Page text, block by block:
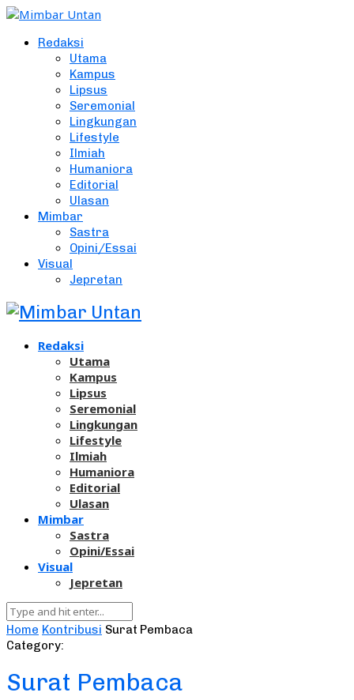
Redaksi
Utama
Kampus
Lipsus
Seremonial
Lingkungan
Lifestyle
Ilmiah
Humaniora
Editorial
Ulasan
Mimbar
Sastra
Opini/Essai
Visual
Jepretan
Redaksi
Utama
Kampus
Lipsus
Seremonial
Lingkungan
Lifestyle
Ilmiah
Humaniora
Editorial
Ulasan
Mimbar
Sastra
Opini/Essai
Visual
Jepretan
Home Kontribusi Surat Pembaca
Category:
Surat Pembaca